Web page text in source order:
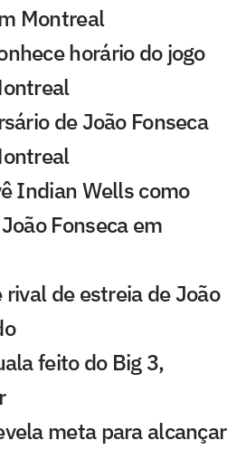
Montreal
horário do jogo
de João Fonseca
Indian Wells como
Fonseca em
de estreia de João
feito do Big 3,
meta para alcançar